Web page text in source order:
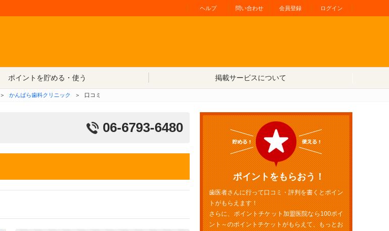
ヘルプ 問い合わせ 会員登録 ログイン
ポイントを貯める・使う 掲載サービスについて
＞ かんばら歯科クリニック ＞ 口コミ
06-6793-6480
ポイントをもらおう！
歯医者さんに行って口コミ・評判を書くとポイン
トがもらえます！
さらに、ポイントチケット加盟医院なら100ポイ
ント～のポイントチケットがもらえて、もっとお